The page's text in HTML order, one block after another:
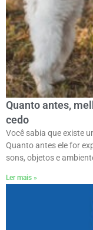
Quanto antes,
cedo
Você sabia que existe
Quanto antes ele for
sons, objetos e
Ler mais »